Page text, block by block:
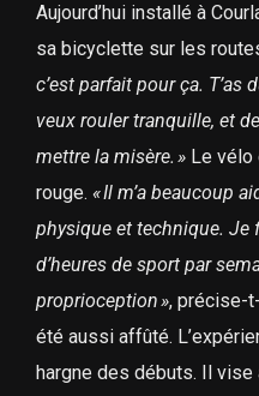
Aujourd’hui installé à
sa bicyclette sur les
c’est parfait pour ça. T’as
veux rouler tranquille, et
mettre la misère. »Le vélo
rouge. « Il m’a beaucoup
physique et technique. Je
d’heures de sport par
proprioception », précise-
été aussi affûté.
hargne des débuts. Il